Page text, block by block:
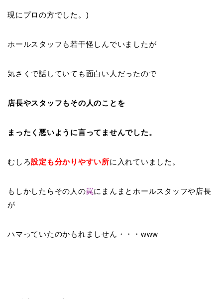
現にプロの方でした。)
ホールスタッフも若干怪しんでいましたが
気さくで話していても面白い人だったので
店長やスタッフもその人のことを
まったく悪いように言ってませんでした。
むしろ設定も分かりやすい所に入れていました。
もしかしたらその人の罠にまんまとホールスタッフや店長
が
ハマっていたのかもれましせん・・・www